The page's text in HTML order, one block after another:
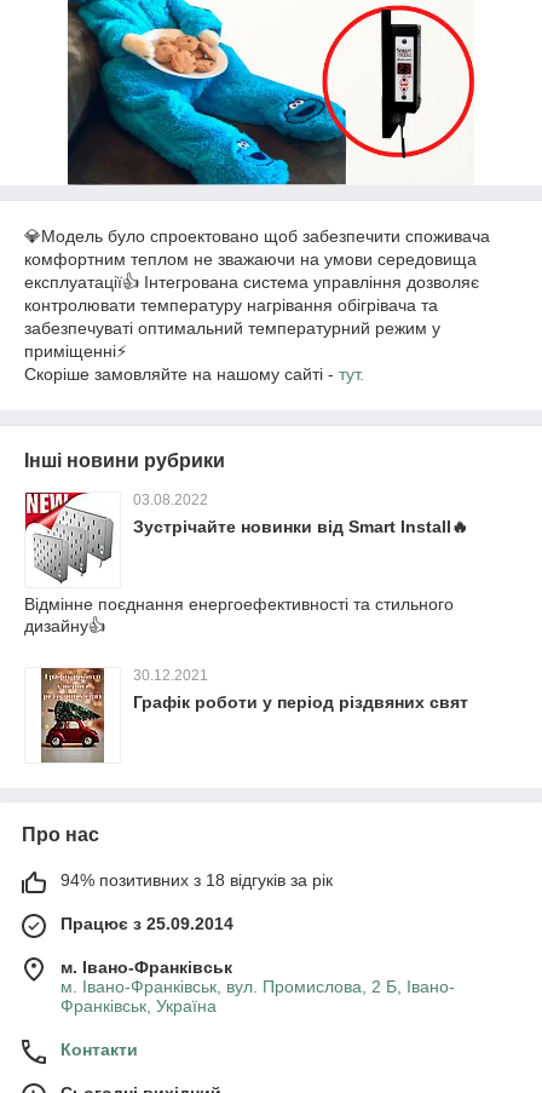
💎Модель було спроектовано щоб забезпечити споживача
комфортним теплом не зважаючи на умови середовища
експлуатації👍 Інтегрована система управління дозволяє
контролювати температуру нагрівання обігрівача та
забезпечуваті оптимальний температурний режим у
приміщенні⚡
Скоріше замовляйте на нашому сайті - тут.
Інші новини рубрики
03.08.2022
Зустрічайте новинки від Smart Install🔥
Відмінне поєднання енергоефективності та стильного
дизайну👍
30.12.2021
Графік роботи у період різдвяних свят
Про нас
94% позитивних з 18 відгуків за рік
Працює з 25.09.2014
м. Івано-Франківськ
м. Івано-Франківськ, вул. Промислова, 2 Б, Івано-
Франківськ, Україна
Контакти